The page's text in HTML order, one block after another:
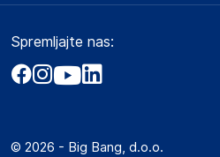
Obvestila za javnost
Akt o digitalnih storitvah
Marketplace za partnerje
Dostava, vnos in odvoz
Zavarovanje izdelkov
Marketplace
Kako oddati naročilo?
Spremljajte nas:
© 2026 - Big Bang, d.o.o.